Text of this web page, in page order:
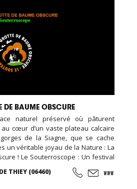
DE BAUME OBSCURE
naturel préservé où pâturent
cœur d’un vaste plateau calcaire
de la Siagne, que se cache
un véritable joyau de la Nature : La
! Le Souterroscope : Un festival
couleurs et de musique pour
de la Nature ...
THIEY (06460)